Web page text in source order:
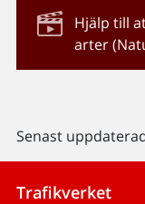
Hjälp till
arter
Senast
Trafikverket